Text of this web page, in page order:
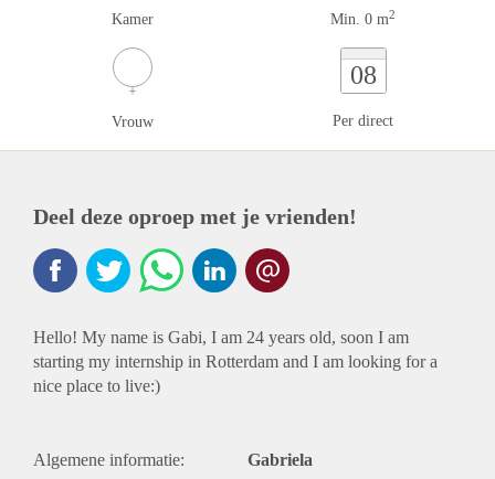
Kamer Min. 0 m2
Vrouw
08
Per direct
Deel deze oproep met je vrienden!
Hello! My name is Gabi, I am 24 years old, soon I am
starting my internship in Rotterdam and I am looking for a
nice place to live:)
Algemene informatie: Gabriela